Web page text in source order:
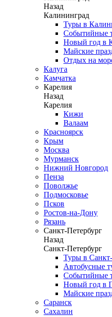
Назад
Калининград
Туры в
Событийные
Новый год в
Майские
Отдых на
Калуга
Камчатка
Карелия
Назад
Карелия
Кижи
Валаам
Красноярск
Крым
Москва
Мурманск
Нижний Новгород
Пенза
Поволжье
Подмосковье
Псков
Ростов-на-Дону
Рязань
Санкт-Петербург
Назад
Санкт-Петербург
Туры в
Автобусные
Событийные
Новый год в
Майские
Саранск
Сахалин